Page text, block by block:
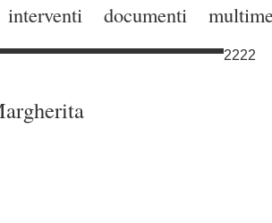
interventi documenti
2222